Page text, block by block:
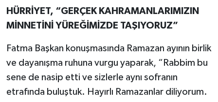
HÜRRİYET, “GERÇEK KAHRAMANLARIMIZIN
MİNNETİNİ YÜREĞİMİZDE TAŞIYORUZ”
Fatma Başkan konuşmasında Ramazan ayının birlik
ve dayanışma ruhuna vurgu yaparak, “Rabbim bu
sene de nasip etti ve sizlerle aynı sofranın
etrafında buluştuk. Hayırlı Ramazanlar diliyorum.